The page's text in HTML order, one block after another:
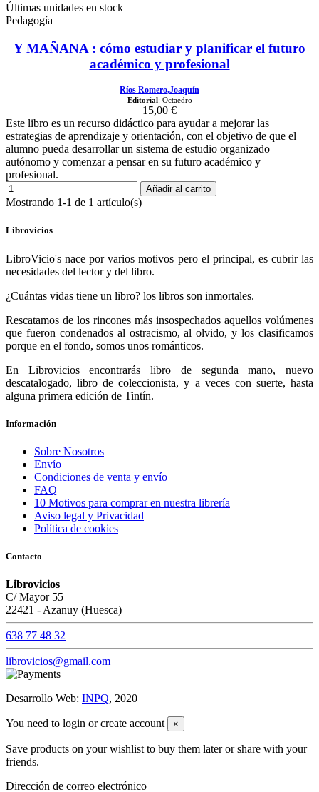
Últimas unidades en stock
Pedagogía
Y MAÑANA : cómo estudiar y planificar el futuro
académico y profesional
Ríos Romero,Joaquín
Editorial : Octaedro
15,00 €
Este libro es un recurso didáctico para ayudar a mejorar las
estrategias de aprendizaje y orientación, con el objetivo de que el
alumno pueda desarrollar un sistema de estudio organizado
autónomo y comenzar a pensar en su futuro académico y
profesional.
Añadir al carrito
Mostrando 1-1 de 1 artículo(s)
Librovicios
LibroVicio's nace por varios motivos pero el principal, es cubrir las
necesidades del lector y del libro.
¿Cuántas vidas tiene un libro? los libros son inmortales.
Rescatamos de los rincones más insospechados aquellos volúmenes
que fueron condenados al ostracismo, al olvido, y los clasificamos
porque en el fondo, somos unos románticos.
En Librovicios encontrarás libro de segunda mano, nuevo
descatalogado, libro de coleccionista, y a veces con suerte, hasta
alguna primera edición de Tintín.
Información
Sobre Nosotros
Envío
Condiciones de venta y envío
FAQ
10 Motivos para comprar en nuestra librería
Aviso legal y Privacidad
Política de cookies
Contacto
Librovicios
C/ Mayor 55
22421 - Azanuy (Huesca)
638 77 48 32
librovicios@gmail.com
Desarrollo Web: INPQ, 2020
You need to login or create account ×
Save products on your wishlist to buy them later or share with your
friends.
Dirección de correo electrónico